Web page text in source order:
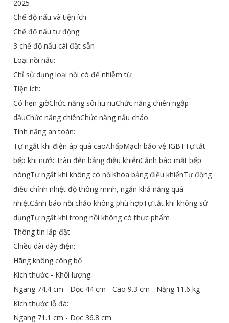
2025
Chế độ nấu và tiện ích
Chế độ nấu tự động:
3 chế độ nấu cài đặt sẵn
Loại nồi nấu:
Chỉ sử dụng loại nồi có đế nhiễm từ
Tiện ích:
Có hẹn giờChức năng sôi liu riuChức năng chiên ngập
dầuChức năng chiênChức năng nấu cháo
Tính năng an toàn:
Tự ngắt khi điện áp quá cao/thấpMạch bảo vệ IGBTTự tắt
bếp khi nước tràn đến bảng điều khiểnCảnh báo mặt bếp
nóngTự ngắt khi không có nồiKhóa bảng điều khiểnTự động
điều chỉnh nhiệt độ thông minh, ngăn khả năng quá
nhiệtCảnh báo nồi chảo không phù hợpTự tắt khi không sử
dụngTự ngắt khi trong nồi không có thực phẩm
Thông tin lắp đặt
Chiều dài dây điện:
Hãng không công bố
Kích thước - Khối lượng:
Ngang 74.4 cm - Dọc 44 cm - Cao 9.3 cm - Nặng 11.6 kg
Kích thước lỗ đá:
Ngang 71.1 cm - Dọc 36.8 cm